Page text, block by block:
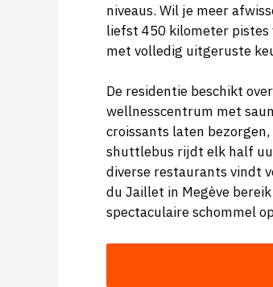
niveaus. Wil je meer
liefst 450 kilometer
met volledig uitgeruste
De residentie beschikt
wellnesscentrum met
croissants laten
shuttlebus rijdt elk half
diverse restaurants vindt
du Jaillet in Megève
spectaculaire schommel